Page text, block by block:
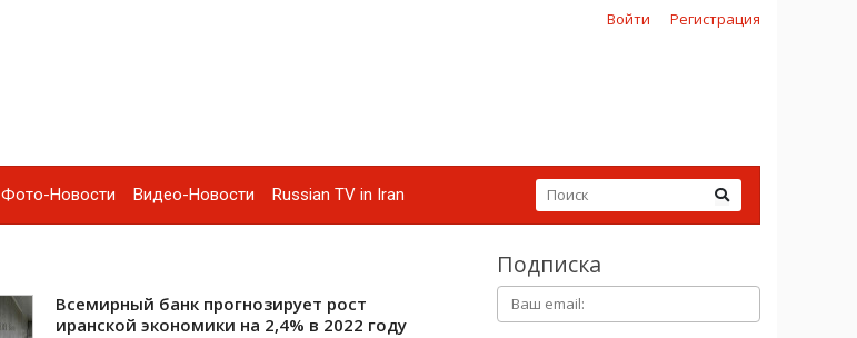
Войти Регистрация
Фото-Новости Видео-Новости Russian TV in Iran
Всемирный банк прогнозирует рост
иранской экономики на 2,4% в 2022 году
Подписка